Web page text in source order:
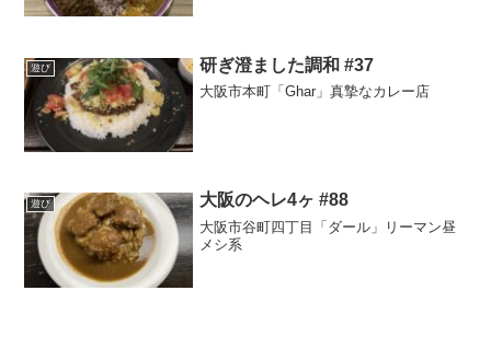
遊び 研ぎ澄ました調和 #37
大阪市本町「Ghar」真摯なカレー店
遊び 大阪のヘレ4ヶ #88
大阪市谷町四丁目「ダール」リーマン昼
メシ系